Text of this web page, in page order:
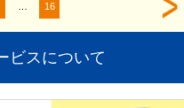
16
ビスについて